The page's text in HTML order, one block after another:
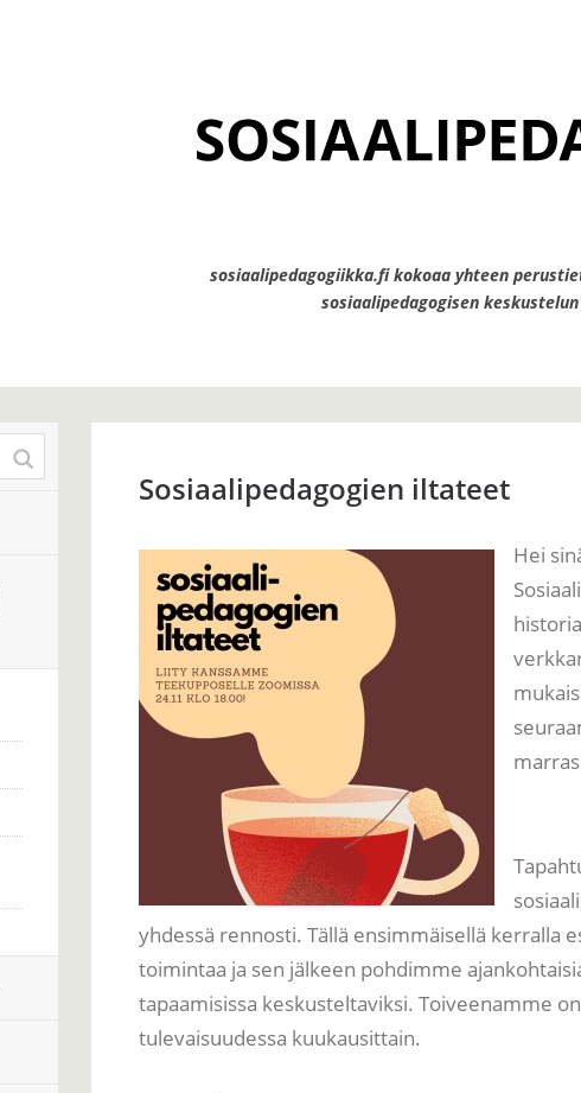
sosiaalipedagogiikka.fi kokoaa yhteen
sosiaalipedagogisen
Sosiaalipedagogien iltateet
Hei
yhdessä rennosti. Tällä ensimmäisellä kerralla
toimintaa ja sen jälkeen pohdimme
tapaamisissa keskusteltaviksi. Toiveenamme
tulevaisuudessa kuukausittain.